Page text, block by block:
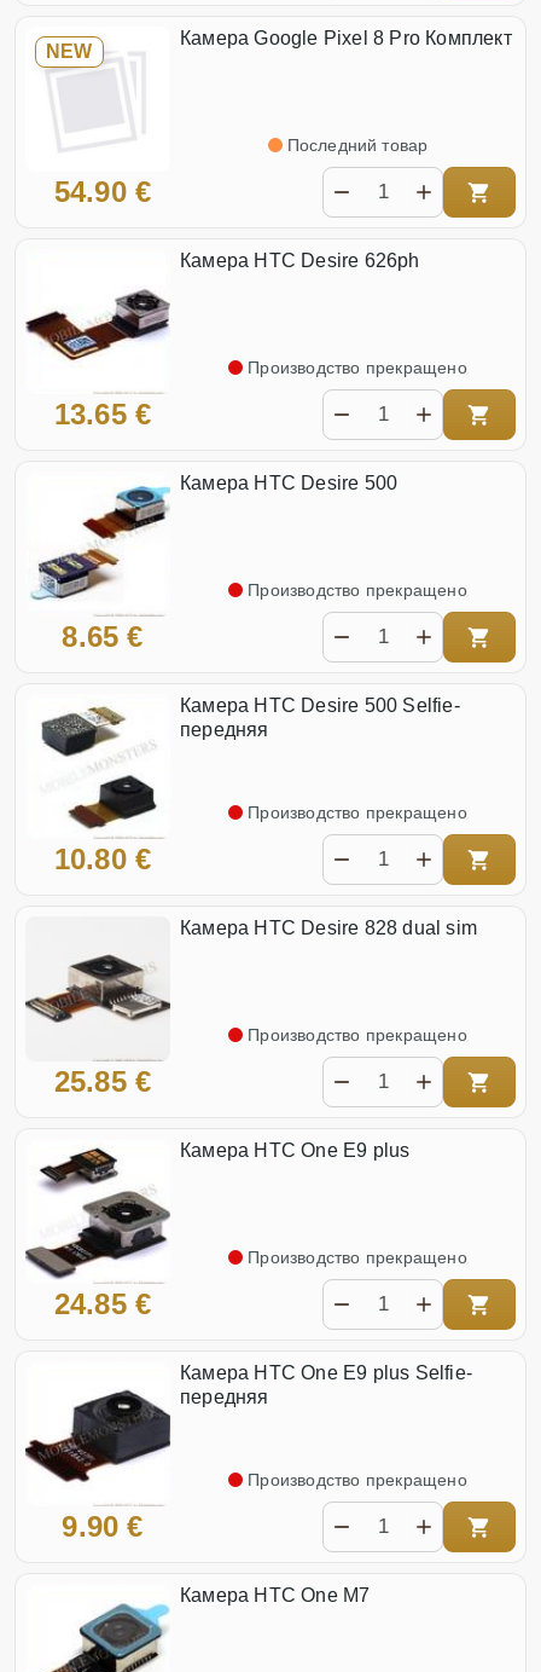
NEW
Камера Google Pixel 8 Pro Комплект
54.90 €
Последний товар
Камера HTC Desire 626ph
13.65 €
Производство прекращено
Камера HTC Desire 500
8.65 €
Производство прекращено
Камера HTC Desire 500 Selfie-
передняя
10.80 €
Производство прекращено
Камера HTC Desire 828 dual sim
25.85 €
Производство прекращено
Камера HTC One E9 plus
24.85 €
Производство прекращено
Камера HTC One E9 plus Selfie-
передняя
9.90 €
Производство прекращено
Камера HTC One M7